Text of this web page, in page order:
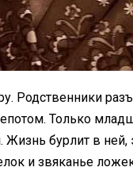
Родственники
Только
бурлит в ней,
и звяканье